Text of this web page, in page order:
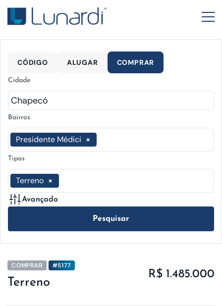
CÓDIGO ALUGAR COMPRAR
Cidade
Bairros
×
Presidente Médici
Tipos
×
Terreno
Avançado
Pesquisar
COMPRAR #5177
Terreno
R$ 1.485.000